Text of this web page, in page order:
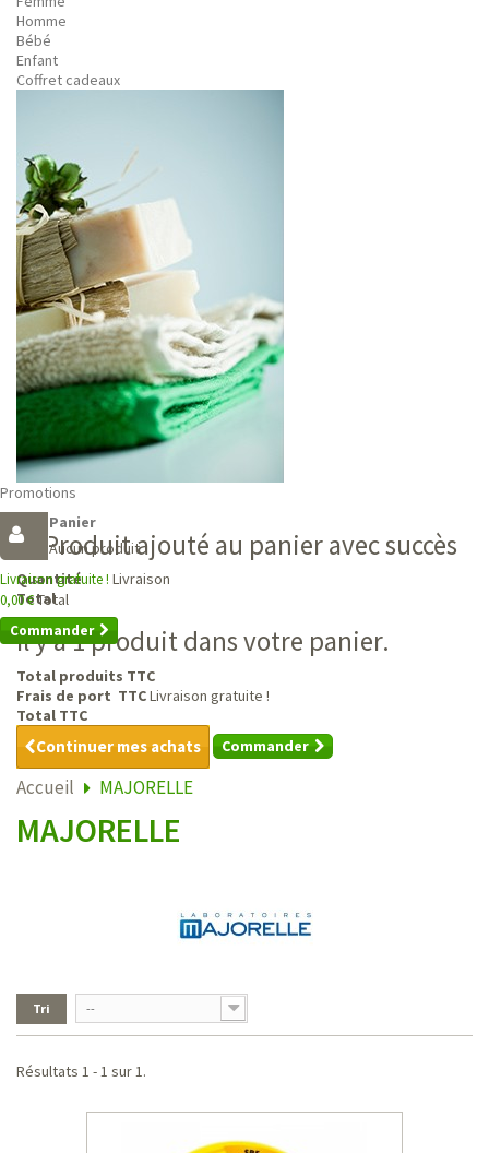
Homme
Bébé
Enfant
Coffret cadeaux
Promotions
Panier
Aucun produit
Livraison gratuite ! Livraison
0,00 €Total
Commander
Produit ajouté au panier avec succès
Quantité
Total
Il y a 1 produit dans votre panier.
Total produits TTC
Frais de port TTCLivraison gratuite !
Total TTC
Continuer mes achats Commander
Accueil MAJORELLE
MAJORELLE
Tri --
Résultats 1 - 1 sur 1.